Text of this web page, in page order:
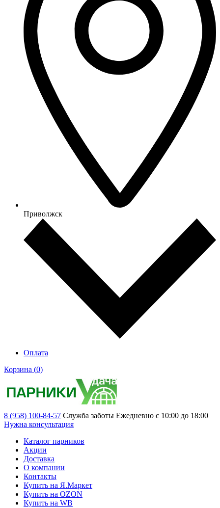
Приволжск
Оплата
Корзина (0)
8 (958) 100-84-57 Служба заботы Ежедневно с 10:00 до 18:00
Нужна консультация
Каталог парников
Акции
Доставка
О компании
Контакты
Купить на Я.Маркет
Купить на OZON
Купить на WB